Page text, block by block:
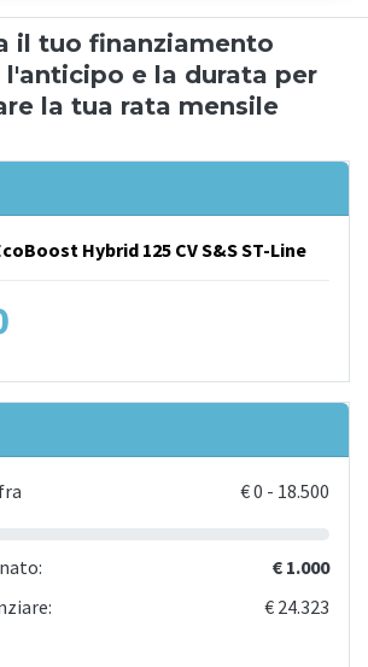
il tuo finanziamento
l'anticipo e la durata per
la tua rata mensile
Hybrid 125 CV S&S ST-Line
€0 - 18.500
€ 1.000
€ 24.323